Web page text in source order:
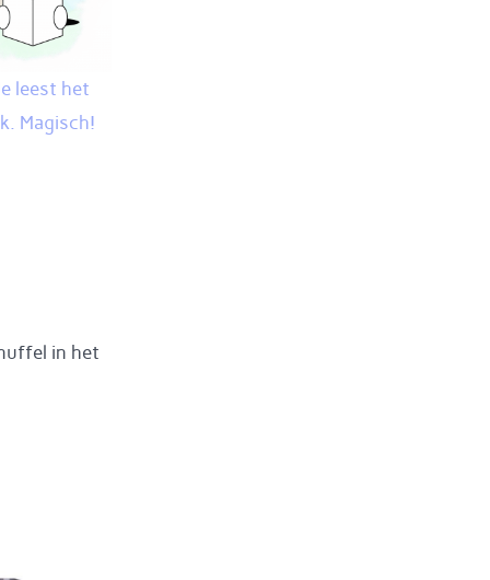
leest het
Magisch!
in het